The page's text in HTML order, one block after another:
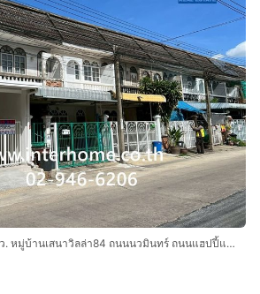
ทาวน์เฮ้าส์ 2 ชั้น 17.9 ตร.ว. หมู่บ้านเสนาวิลล่า84 ถนนนวมินทร์ ถนนแฮปปี้แลนด์ เขตบางกะปิ กรุงเทพมหานคร